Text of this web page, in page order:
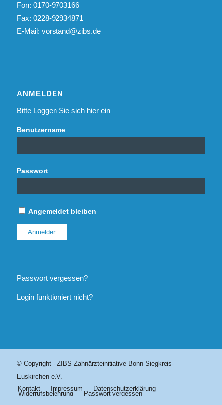
Fon: 0170-9703166
Fax: 0228-92934871
E-Mail: vorstand@zibs.de
ANMELDEN
Bitte Loggen Sie sich hier ein.
Benutzername
Passwort
Angemeldet bleiben
Passwort vergessen?
Login funktioniert nicht?
© Copyright - ZIBS-Zahnärzteinitiative Bonn-Siegkreis-
Euskirchen e.V.
Kontakt
Impressum Datenschutzerklärung
Widerrufsbelehrung Passwort vergessen